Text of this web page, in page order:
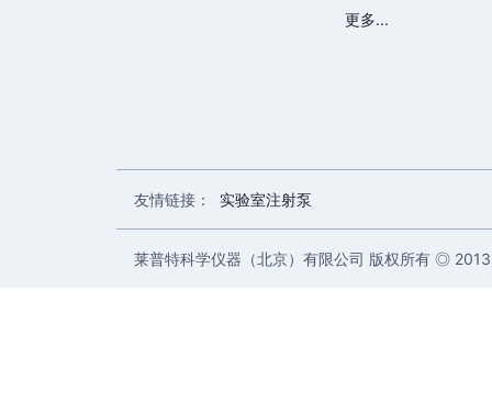
更多...
友情链接： 实验室注射泵
莱普特科学仪器（北京）有限公司 版权所有 ◎